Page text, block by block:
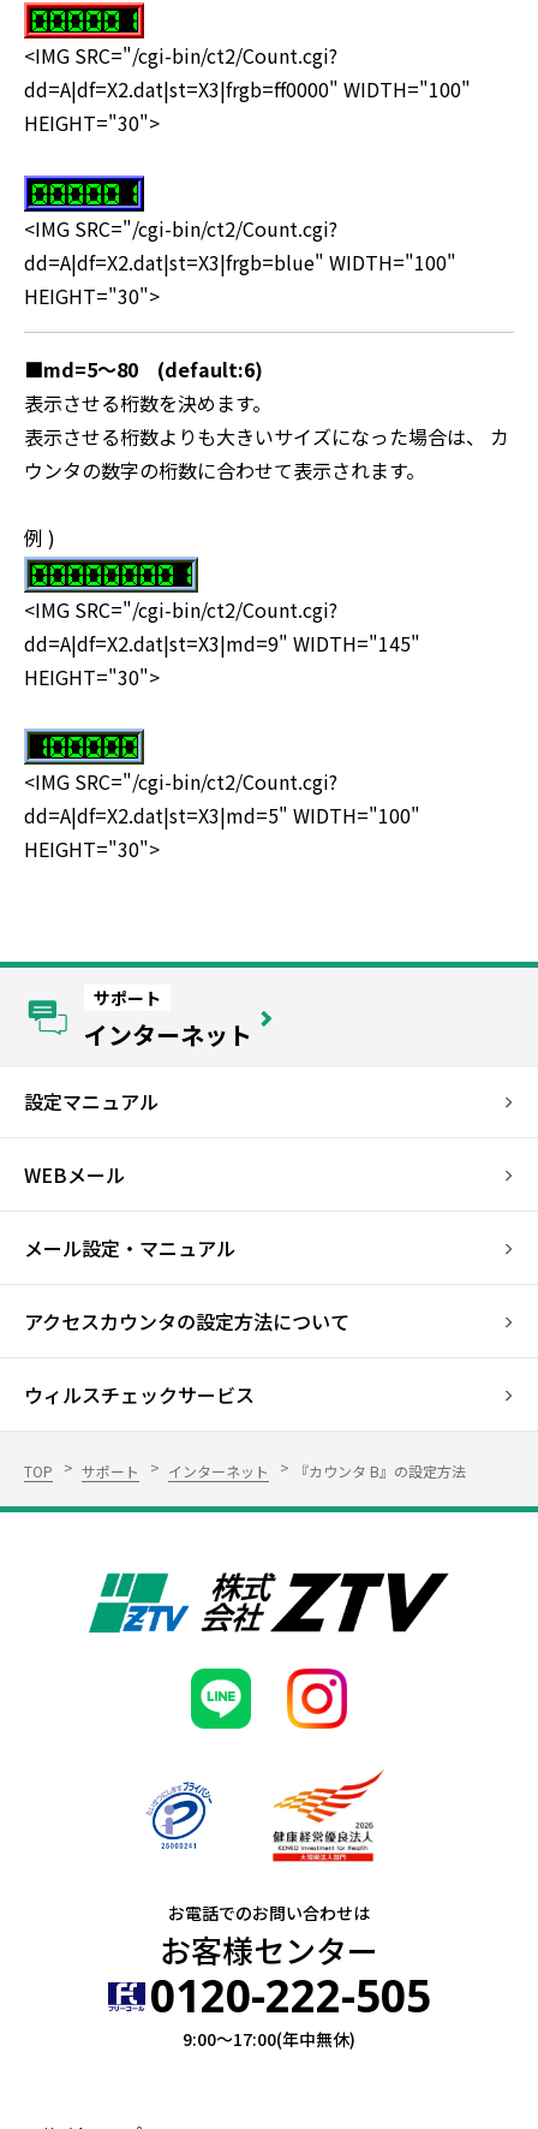
<IMG SRC="/cgi-bin/ct2/Count.cgi?
dd=A|df=X2.dat|st=X3|frgb=ff0000" WIDTH="100"
HEIGHT="30">
<IMG SRC="/cgi-bin/ct2/Count.cgi?
dd=A|df=X2.dat|st=X3|frgb=blue" WIDTH="100"
HEIGHT="30">
■md=5～80 (default:6)
表示させる桁数を決めます。
表示させる桁数よりも大きいサイズになった場合は、 カ
ウンタの数字の桁数に合わせて表示されます。
例 )
<IMG SRC="/cgi-bin/ct2/Count.cgi?
dd=A|df=X2.dat|st=X3|md=9" WIDTH="145"
HEIGHT="30">
<IMG SRC="/cgi-bin/ct2/Count.cgi?
dd=A|df=X2.dat|st=X3|md=5" WIDTH="100"
HEIGHT="30">
サポート
インターネット
設定マニュアル
WEBメール
メール設定・マニュアル
アクセスカウンタの設定方法について
ウィルスチェックサービス
TOP サポート インターネット 『カウンタ B』の設定方法
お電話でのお問い合わせは
お客様センター
0120-222-505
9:00～17:00(年中無休)